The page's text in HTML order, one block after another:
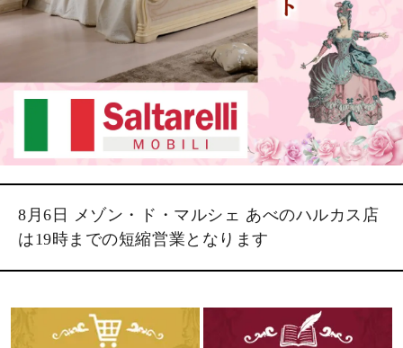
8月6日 メゾン・ド・マルシェ あべのハルカス店
は19時までの短縮営業となります